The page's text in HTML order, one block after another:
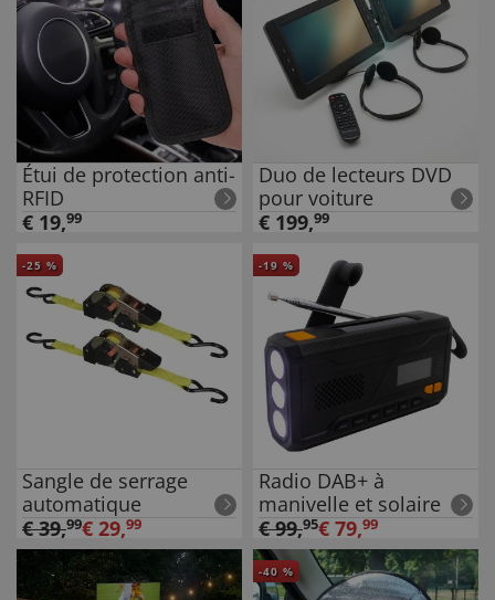
Étui de protection anti-
RFID
€ 19,99
Duo de lecteurs DVD
pour voiture
€ 199,99
-25 %
Sangle de serrage
automatique
€39,99€ 29,99
-19 %
Radio DAB+ à
manivelle et solaire
€99,95€ 79,99
-40 %